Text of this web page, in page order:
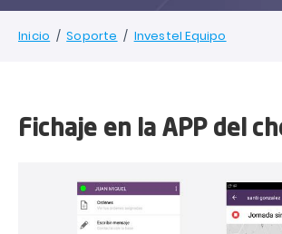
Inicio /Soporte / Investel Equipo
Fichaje en la APP del